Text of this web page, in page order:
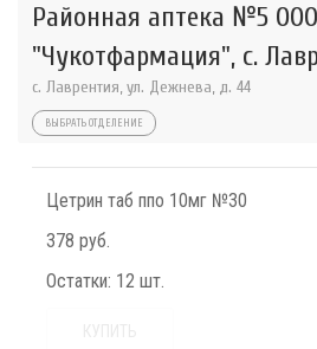
Районная аптека №5 ООО
"Чукотфармация", с.
с. Лаврентия, ул. Дежнева, д. 44
ВЫБРАТЬ ОТДЕЛЕНИЕ
Цетрин таб ппо 10мг №30
378 руб.
Остатки: 12 шт.